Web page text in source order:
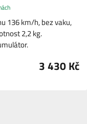
136 km/h, bez vaku,
2,2 kg.
3 430 Kč